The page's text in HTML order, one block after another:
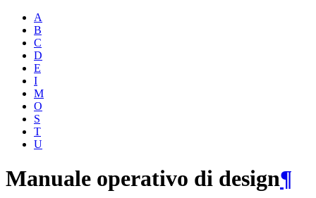
A
B
C
D
E
I
M
O
S
T
U
Manuale operativo di design¶